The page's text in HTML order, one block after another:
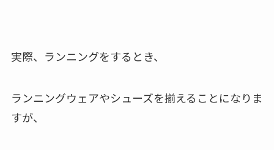
実際、ランニングをするとき、
ランニングウェアやシューズを揃えることになりま
すが、